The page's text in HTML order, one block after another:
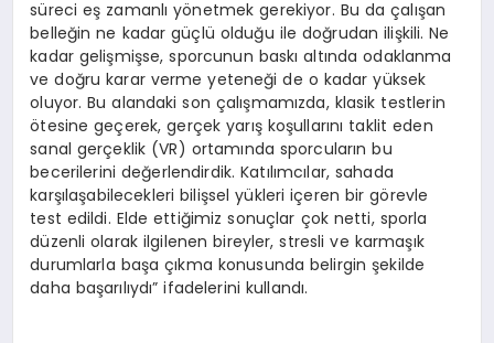
süreci eş zamanlı yönetmek gerekiyor. Bu da çalışan
belleğin ne kadar güçlü olduğu ile doğrudan ilişkili. Ne
kadar gelişmişse, sporcunun baskı altında odaklanma
ve doğru karar verme yeteneği de o kadar yüksek
oluyor. Bu alandaki son çalışmamızda, klasik testlerin
ötesine geçerek, gerçek yarış koşullarını taklit eden
sanal gerçeklik (VR) ortamında sporcuların bu
becerilerini değerlendirdik. Katılımcılar, sahada
karşılaşabilecekleri bilişsel yükleri içeren bir görevle
test edildi. Elde ettiğimiz sonuçlar çok netti, sporla
düzenli olarak ilgilenen bireyler, stresli ve karmaşık
durumlarla başa çıkma konusunda belirgin şekilde
daha başarılıydı” ifadelerini kullandı.